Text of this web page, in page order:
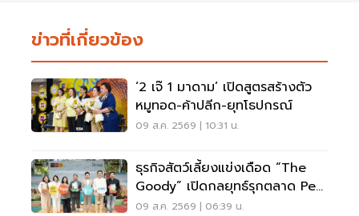
ข่าวที่เกี่ยวข้อง
‘2 เจ๊ 1 มาดาม’ เปิดสูตรสร้างตัว
หมูทอด-ค้าปลีก-ยุทโธปกรณ์
09 ส.ค. 2569 | 10:31 น.
ธุรกิจสัตว์เลี้ยงแข่งเดือด “The
Goody” เปิดกลยุทธ์รุกตลาด Pet
Humanization
09 ส.ค. 2569 | 06:39 น.